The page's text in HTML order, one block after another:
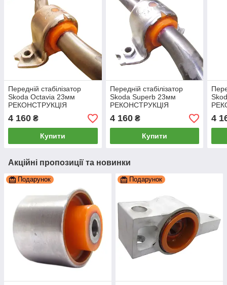
Передній стабілізатор
Skoda Octavia 23мм
РЕКОНСТРУКЦІЯ
ВАШОГО втулки ВВАРЕНІ
в стабілізатор, PP-
0642pbe
4 160 ₴
Купити
Передній стабілізатор
Skoda Superb 23мм
РЕКОНСТРУКЦІЯ
ВАШОГО втулки ВВАРЕНІ
в стабілізатор, PP-
0642pbb
4 160₴
Купити
в
4
Акційні пропозиції та новинки
Подарунок Подарунок